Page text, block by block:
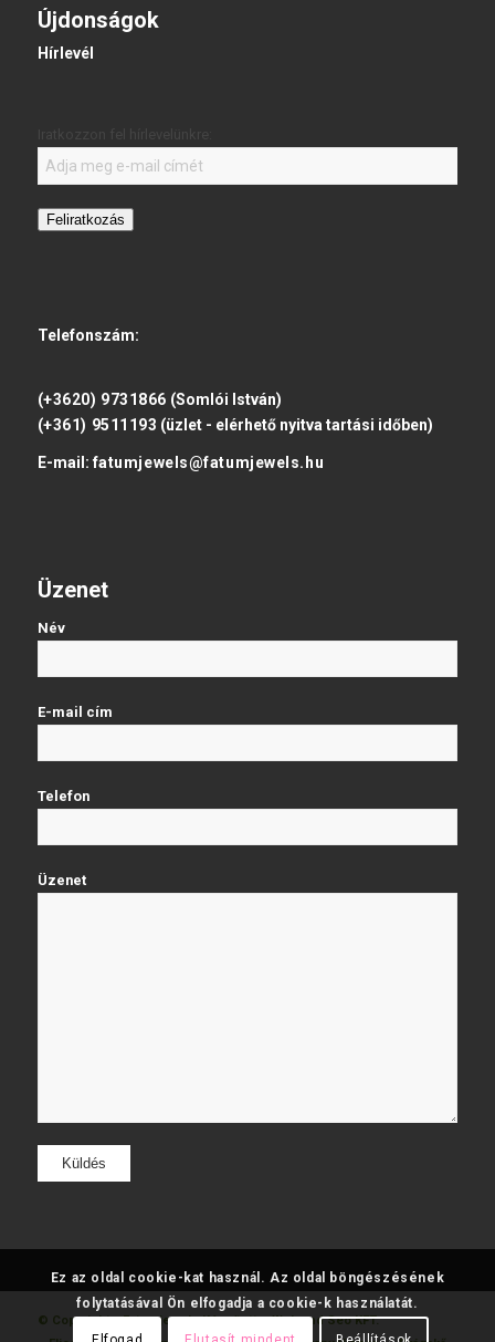
Újdonságok
Hírlevél
Feliratkozás
Telefonszám:
(+3620) 9731866 (Somlói István)
(+361) 9511193 (üzlet - elérhető nyitva tartási időben)
E-mail: fatumjewels@fatumjewels.hu
Üzenet
Név
E-mail cím
Telefon
Üzenet
© Copyright - FatumjewelsKészítette: Web and Seo KFT.
Ez az oldal cookie-kat használ. Az oldal böngészésének
folytatásával Ön elfogadja a cookie-k használatát.